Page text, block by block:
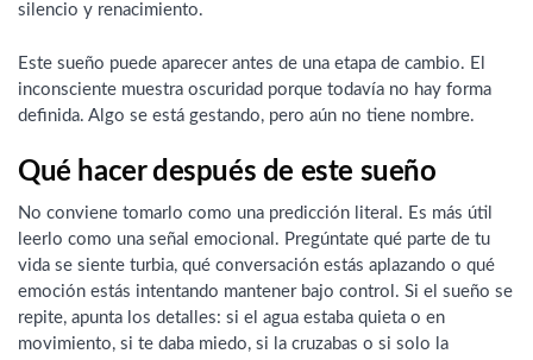
silencio y renacimiento.
Este sueño puede aparecer antes de una etapa de cambio. El
inconsciente muestra oscuridad porque todavía no hay forma
definida. Algo se está gestando, pero aún no tiene nombre.
Qué hacer después de este sueño
No conviene tomarlo como una predicción literal. Es más útil
leerlo como una señal emocional. Pregúntate qué parte de tu
vida se siente turbia, qué conversación estás aplazando o qué
emoción estás intentando mantener bajo control. Si el sueño se
repite, apunta los detalles: si el agua estaba quieta o en
movimiento, si te daba miedo, si la cruzabas o si solo la